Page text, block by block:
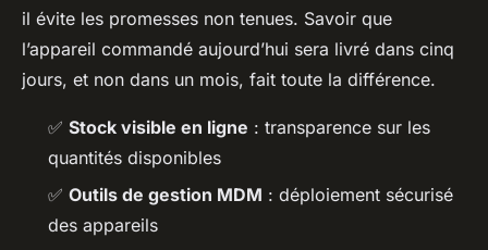
il évite les promesses non tenues. Savoir que
l’appareil commandé aujourd’hui sera livré dans cinq
jours, et non dans un mois, fait toute la différence.
✅ Stock visible en ligne : transparence sur les
quantités disponibles
✅ Outils de gestion MDM : déploiement sécurisé
des appareils